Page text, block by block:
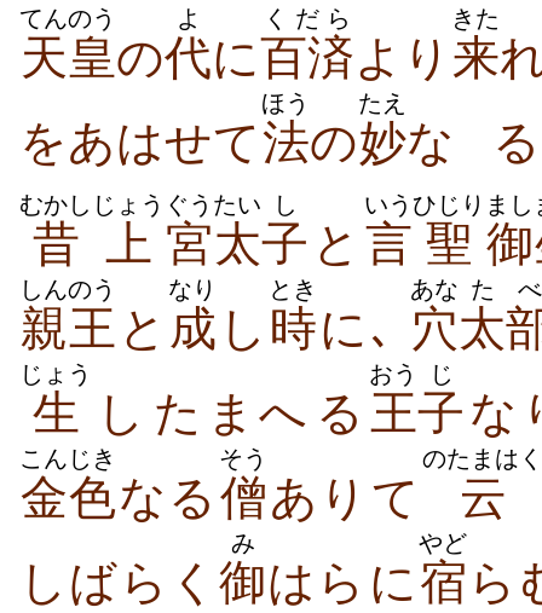
天皇
てんのう
の代
よ
に百済
くだら
より 来
きた
を​あはせ​て法
ほう
の妙
たえ
な
昔
むかし
上
じょう
宮
ぐう
太
たい
子
し
と 言
いう
聖
ひじり まし
親王
しんのう
と 成
なり
し 時
とき
に､ 穴
あな
太
たべ
生
じょう
し​たまへ​る 王
おう
子
じ
な
金色
こんじき
なる 僧
そう
あり​て 云
のたまはく
しばらく 御
み
はら​に宿
やど
ら​